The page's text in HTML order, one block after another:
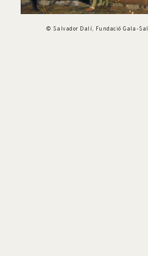
© Salvador Dalí, Fundació Gala-